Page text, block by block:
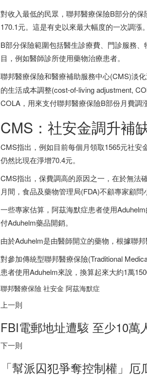
對收入最低的民眾，聯邦醫療保險B部分的
170.1元。這是有史以來最大幅度的一次調漲。
B部分保險範圍包括醫生診療費、門診服務
目，例如醫師診所使用藥物治療患者。
聯邦醫療保險和醫療補助服務中心(CMS)淡
的生活成本調整(cost-of-living adjustment,
COLA，用來支付聯邦醫療保險B部份月費調
CMS：社安金調升補
CMS指出，例如目前每個月領取1565元社
仍然比現在淨增70.4元。
CMS指出，保費調高的原因之一，在於無法
月間，食品及藥物管理局(FDA)不顧專家顧問
一些專家估算，阿茲海默症患者使用
付Aduhelm藥品開銷。
由於Aduhelm是由醫師開立的藥物，根據聯
對參加傳統型聯邦醫療保險(Traditional
患者使用Aduhelm來說，換算起來大約1萬
聯邦醫療保險 社安金 阿茲海默症
上一則
FBI電郵地址遭駭 至少10萬
下一則
「幫派囚犯爭奪控制權」